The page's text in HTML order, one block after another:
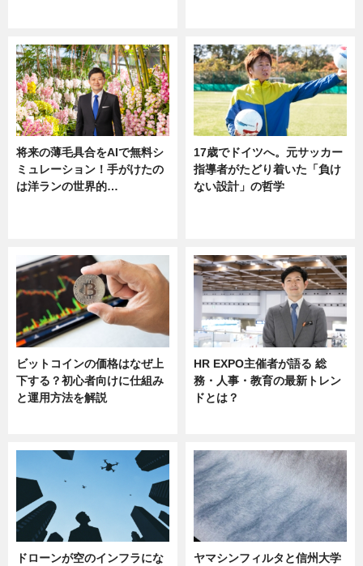
将来の薄毛具合をAIで無料シ
ミュレーション！手がけたの
は洋ランの世界的…
17歳でドイツへ。元サッカー
指導者がたどり着いた「負け
ない設計」の哲学
ビットコインの価格はなぜ上
下する？初心者向けに仕組み
と運用方法を解説
HR EXPO主催者が語る 総
務・人事・教育の最新トレン
ドとは？
ドローンが空のインフラにな ヤマシンフィルタと信州大学